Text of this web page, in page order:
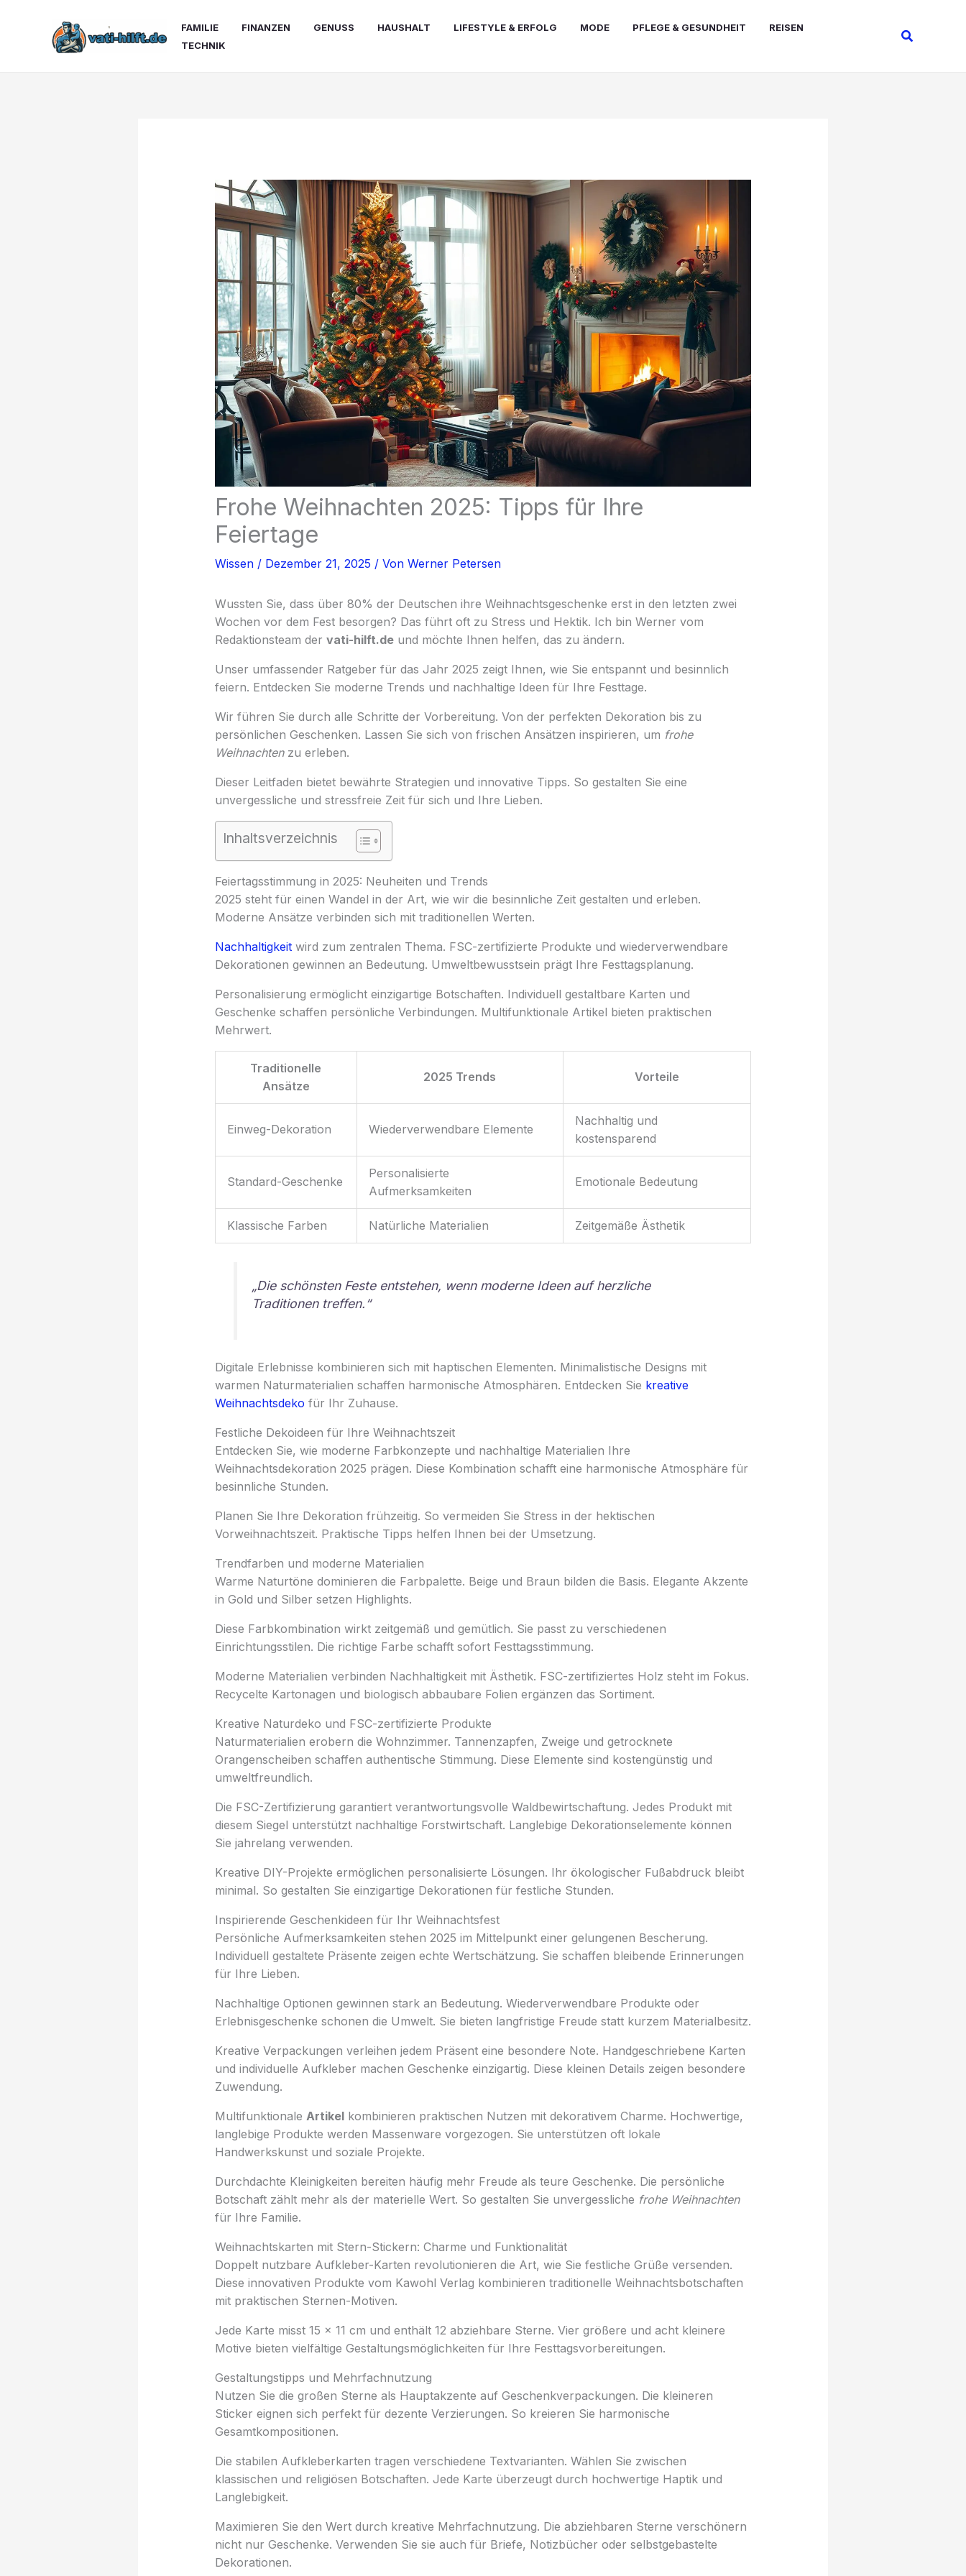
FAMILIE FINANZEN GENUSS HAUSHALT LIFESTYLE & ERFOLG MODE PFLEGE & GESUNDHEIT
REISEN
TECHNIK
Suchen
Frohe Weihnachten 2025: Tipps für Ihre
Feiertage
Wissen/ Dezember 21, 2025 / Von Werner Petersen
Wussten Sie, dass über 80% der Deutschen ihre Weihnachtsgeschenke erst in den letzten zwei
Wochen vor dem Fest besorgen? Das führt oft zu Stress und Hektik. Ich bin Werner vom
Redaktionsteam der vati-hilft.deund möchte Ihnen helfen, das zu ändern.
Unser umfassender Ratgeber für das Jahr 2025 zeigt Ihnen, wie Sie entspannt und besinnlich
feiern. Entdecken Sie moderne Trends und nachhaltige Ideen für Ihre Festtage.
Wir führen Sie durch alle Schritte der Vorbereitung. Von der perfekten Dekoration bis zu
persönlichen Geschenken. Lassen Sie sich von frischen Ansätzen inspirieren, um frohe
Weihnachtenzu erleben.
Dieser Leitfaden bietet bewährte Strategien und innovative Tipps. So gestalten Sie eine
unvergessliche und stressfreie Zeit für sich und Ihre Lieben.
Inhaltsverzeichnis
Feiertagsstimmung in 2025: Neuheiten und Trends
2025 steht für einen Wandel in der Art, wie wir die besinnliche Zeit gestalten und erleben.
Moderne Ansätze verbinden sich mit traditionellen Werten.
Nachhaltigkeitwird zum zentralen Thema. FSC-zertifizierte Produkte und wiederverwendbare
Dekorationen gewinnen an Bedeutung. Umweltbewusstsein prägt Ihre Festtagsplanung.
Personalisierung ermöglicht einzigartige Botschaften. Individuell gestaltbare Karten und
Geschenke schaffen persönliche Verbindungen. Multifunktionale Artikel bieten praktischen
Mehrwert.
Traditionelle
Ansätze
2025 Trends Vorteile
Einweg-Dekoration Wiederverwendbare Elemente
Nachhaltig und
kostensparend
Standard-Geschenke
Personalisierte
Aufmerksamkeiten
Emotionale Bedeutung
Klassische Farben Natürliche Materialien Zeitgemäße Ästhetik
„Die schönsten Feste entstehen, wenn moderne Ideen auf herzliche
Traditionen treffen.“
Digitale Erlebnisse kombinieren sich mit haptischen Elementen. Minimalistische Designs mit
warmen Naturmaterialien schaffen harmonische Atmosphären. Entdecken Sie kreative
Weihnachtsdeko für Ihr Zuhause.
Festliche Dekoideen für Ihre Weihnachtszeit
Entdecken Sie, wie moderne Farbkonzepte und nachhaltige Materialien Ihre
Weihnachtsdekoration 2025 prägen. Diese Kombination schafft eine harmonische Atmosphäre für
besinnliche Stunden.
Planen Sie Ihre Dekoration frühzeitig. So vermeiden Sie Stress in der hektischen
Vorweihnachtszeit. Praktische Tipps helfen Ihnen bei der Umsetzung.
Trendfarben und moderne Materialien
Warme Naturtöne dominieren die Farbpalette. Beige und Braun bilden die Basis. Elegante Akzente
in Gold und Silber setzen Highlights.
Diese Farbkombination wirkt zeitgemäß und gemütlich. Sie passt zu verschiedenen
Einrichtungsstilen. Die richtige Farbe schafft sofort Festtagsstimmung.
Moderne Materialien verbinden Nachhaltigkeit mit Ästhetik. FSC-zertifiziertes Holz steht im Fokus.
Recycelte Kartonagen und biologisch abbaubare Folien ergänzen das Sortiment.
Kreative Naturdeko und FSC-zertifizierte Produkte
Naturmaterialien erobern die Wohnzimmer. Tannenzapfen, Zweige und getrocknete
Orangenscheiben schaffen authentische Stimmung. Diese Elemente sind kostengünstig und
umweltfreundlich.
Die FSC-Zertifizierung garantiert verantwortungsvolle Waldbewirtschaftung. Jedes Produkt mit
diesem Siegel unterstützt nachhaltige Forstwirtschaft. Langlebige Dekorationselemente können
Sie jahrelang verwenden.
Kreative DIY-Projekte ermöglichen personalisierte Lösungen. Ihr ökologischer Fußabdruck bleibt
minimal. So gestalten Sie einzigartige Dekorationen für festliche Stunden.
Inspirierende Geschenkideen für Ihr Weihnachtsfest
Persönliche Aufmerksamkeiten stehen 2025 im Mittelpunkt einer gelungenen Bescherung.
Individuell gestaltete Präsente zeigen echte Wertschätzung. Sie schaffen bleibende Erinnerungen
für Ihre Lieben.
Nachhaltige Optionen gewinnen stark an Bedeutung. Wiederverwendbare Produkte oder
Erlebnisgeschenke schonen die Umwelt. Sie bieten langfristige Freude statt kurzem Materialbesitz.
Kreative Verpackungen verleihen jedem Präsent eine besondere Note. Handgeschriebene Karten
und individuelle Aufkleber machen Geschenke einzigartig. Diese kleinen Details zeigen besondere
Zuwendung.
Multifunktionale Artikelkombinieren praktischen Nutzen mit dekorativem Charme. Hochwertige,
langlebige Produkte werden Massenware vorgezogen. Sie unterstützen oft lokale
Handwerkskunst und soziale Projekte.
Durchdachte Kleinigkeiten bereiten häufig mehr Freude als teure Geschenke. Die persönliche
Botschaft zählt mehr als der materielle Wert. So gestalten Sie unvergessliche frohe Weihnachten
für Ihre Familie.
Weihnachtskarten mit Stern-Stickern: Charme und Funktionalität
Doppelt nutzbare Aufkleber-Karten revolutionieren die Art, wie Sie festliche Grüße versenden.
Diese innovativen Produkte vom Kawohl Verlag kombinieren traditionelle Weihnachtsbotschaften
mit praktischen Sternen-Motiven.
Jede Karte misst 15 x 11 cm und enthält 12 abziehbare Sterne. Vier größere und acht kleinere
Motive bieten vielfältige Gestaltungsmöglichkeiten für Ihre Festtagsvorbereitungen.
Gestaltungstipps und Mehrfachnutzung
Nutzen Sie die großen Sterne als Hauptakzente auf Geschenkverpackungen. Die kleineren
Sticker eignen sich perfekt für dezente Verzierungen. So kreieren Sie harmonische
Gesamtkompositionen.
Die stabilen Aufkleberkarten tragen verschiedene Textvarianten. Wählen Sie zwischen
klassischen und religiösen Botschaften. Jede Karte überzeugt durch hochwertige Haptik und
Langlebigkeit.
Maximieren Sie den Wert durch kreative Mehrfachnutzung. Die abziehbaren Sterne verschönern
nicht nur Geschenke. Verwenden Sie sie auch für Briefe, Notizbücher oder selbstgebastelte
Dekorationen.